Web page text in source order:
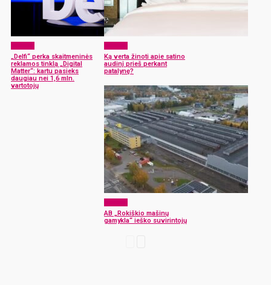
„Delfi“ perka skaitmeninės
reklamos tinklą „Digital
Matter“: kartu pasieks
daugiau nei 1,6 mln.
vartotojų
Ką verta žinoti apie satino
audinį prieš perkant
patalynę?
AB „Rokiškio mašinų
gamykla“ ieško suvirintojų